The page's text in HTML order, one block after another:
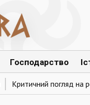
Критичний погляд на
Господарство